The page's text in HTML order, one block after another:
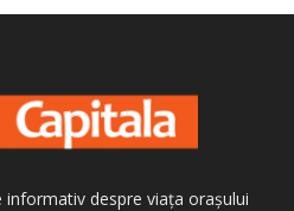
informativ despre viața orașului